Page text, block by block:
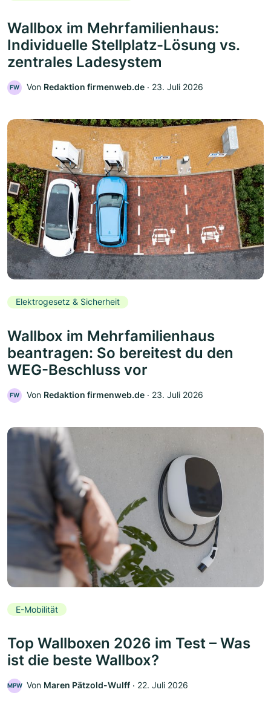
Wallbox im Mehrfamilienhaus:
Individuelle Stellplatz-Lösung vs.
zentrales Ladesystem
FW Von Redaktion firmenweb.de ‧ 23. Juli 2026
Elektrogesetz & Sicherheit
Wallbox im Mehrfamilienhaus
beantragen: So bereitest du den
WEG-Beschluss vor
FW Von Redaktion firmenweb.de ‧ 23. Juli 2026
E-Mobilität
Top Wallboxen 2026 im Test – Was
ist die beste Wallbox?
MPW Von Maren Pätzold-Wulff ‧ 22. Juli 2026